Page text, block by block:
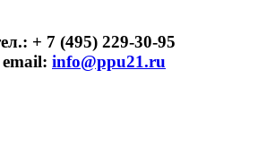
+ 7 (495) 229-30-95
email: info@ppu21.ru